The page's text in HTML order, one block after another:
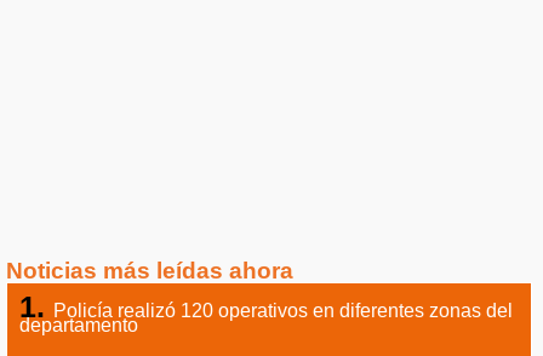
Noticias más leídas ahora
Policía realizó 120 operativos en diferentes zonas del
departamento